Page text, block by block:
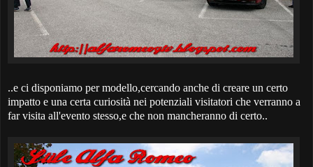
..e ci disponiamo per modello,cercando anche di creare un certo
impatto e una certa curiosità nei potenziali visitatori che verranno a
far visita all'evento stesso,e che non mancheranno di certo..